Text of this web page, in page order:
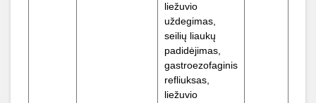
liežuvio
uždegimas,
seilių liaukų
padidėjimas,
gastroezofaginis
refliuksas,
liežuvio